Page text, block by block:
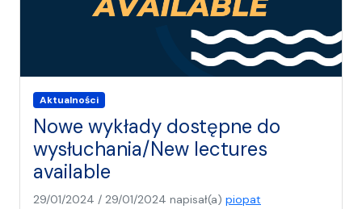
Aktualności
Nowe wykłady dostępne do
wysłuchania/New lectures
available
29/01/2024 / 29/01/2024 napisał(a) piopat